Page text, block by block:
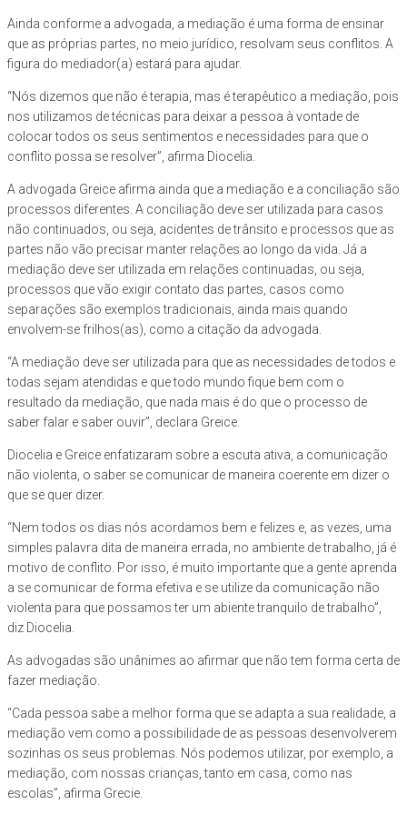
Ainda conforme a advogada, a mediação é uma forma de ensinar
que as próprias partes, no meio jurídico, resolvam seus conflitos. A
figura do mediador(a) estará para ajudar.
“Nós dizemos que não é terapia, mas é terapêutico a mediação, pois
nos utilizamos de técnicas para deixar a pessoa à vontade de
colocar todos os seus sentimentos e necessidades para que o
conflito possa se resolver”, afirma Diocelia.
A advogada Greice afirma ainda que a mediação e a conciliação são
processos diferentes. A conciliação deve ser utilizada para casos
não continuados, ou seja, acidentes de trânsito e processos que as
partes não vão precisar manter relações ao longo da vida. Já a
mediação deve ser utilizada em relações continuadas, ou seja,
processos que vão exigir contato das partes, casos como
separações são exemplos tradicionais, ainda mais quando
envolvem-se frilhos(as), como a citação da advogada.
“A mediação deve ser utilizada para que as necessidades de todos e
todas sejam atendidas e que todo mundo fique bem com o
resultado da mediação, que nada mais é do que o processo de
saber falar e saber ouvir”, declara Greice.
Diocelia e Greice enfatizaram sobre a escuta ativa, a comunicação
não violenta, o saber se comunicar de maneira coerente em dizer o
que se quer dizer.
“Nem todos os dias nós acordamos bem e felizes e, as vezes, uma
simples palavra dita de maneira errada, no ambiente de trabalho, já é
motivo de conflito. Por isso, é muito importante que a gente aprenda
a se comunicar de forma efetiva e se utilize da comunicação não
violenta para que possamos ter um abiente tranquilo de trabalho”,
diz Diocelia.
As advogadas são unânimes ao afirmar que não tem forma certa de
fazer mediação.
“Cada pessoa sabe a melhor forma que se adapta a sua realidade, a
mediação vem como a possibilidade de as pessoas desenvolverem
sozinhas os seus problemas. Nós podemos utilizar, por exemplo, a
mediação, com nossas crianças, tanto em casa, como nas
escolas”, afirma Grecie.